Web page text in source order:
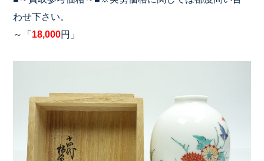
わせ下さい。
～「 18,000円」